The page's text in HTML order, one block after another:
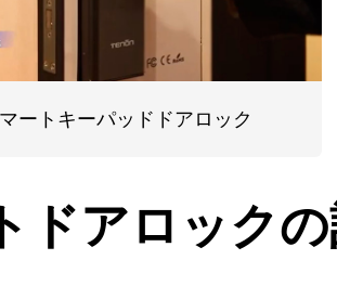
ートキーパッドドアロック
ドアロック